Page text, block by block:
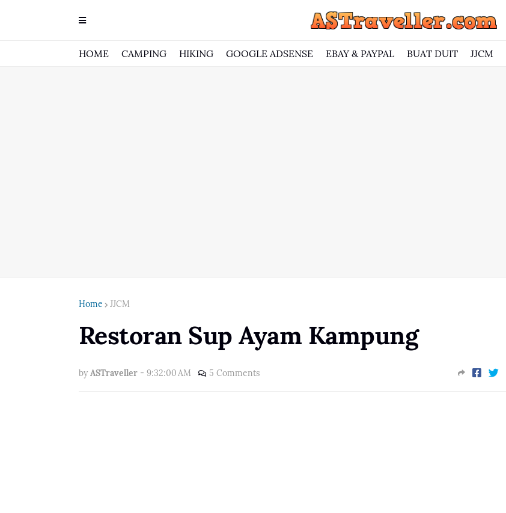
HOME CAMPING HIKING GOOGLE ADSENSE EBAY & PAYPAL BUAT DUIT JJCM
Home JJCM
Restoran Sup Ayam Kampung
by ASTraveller - 9:32:00 AM 5 Comments